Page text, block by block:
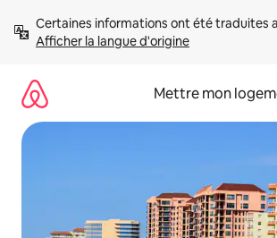
directement
Afficher la langue d'origine
Mettre mon